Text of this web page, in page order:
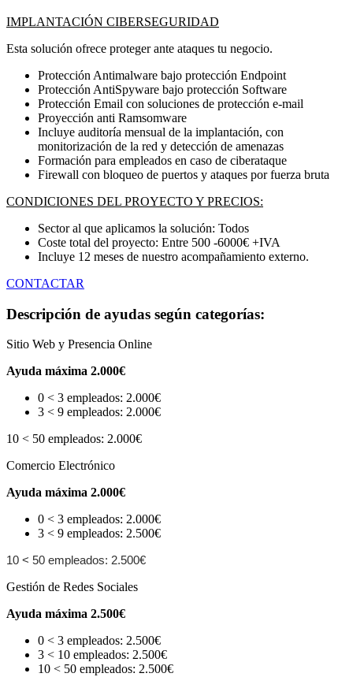
IMPLANTACIÓN CIBERSEGURIDAD
Esta solución ofrece proteger ante ataques tu negocio.
Protección Antimalware bajo protección Endpoint
Protección AntiSpyware bajo protección Software
Protección Email con soluciones de protección e-mail
Proyección anti Ramsomware
Incluye auditoría mensual de la implantación, con
monitorización de la red y detección de amenazas
Formación para empleados en caso de ciberataque
Firewall con bloqueo de puertos y ataques por fuerza bruta
CONDICIONES DEL PROYECTO Y PRECIOS:
Sector al que aplicamos la solución: Todos
Coste total del proyecto: Entre 500 -6000€ +IVA
Incluye 12 meses de nuestro acompañamiento externo.
CONTACTAR
Descripción de ayudas según categorías:
Sitio Web y Presencia Online
Ayuda máxima 2.000€
0 < 3 empleados: 2.000€
3 < 9 empleados: 2.000€
10 < 50 empleados: 2.000€
Comercio Electrónico
Ayuda máxima 2.000€
0 < 3 empleados: 2.000€
3 < 9 empleados: 2.500€
10 < 50 empleados: 2.500€
Gestión de Redes Sociales
Ayuda máxima 2.500€
0 < 3 empleados: 2.500€
3 < 10 empleados: 2.500€
10 < 50 empleados: 2.500€